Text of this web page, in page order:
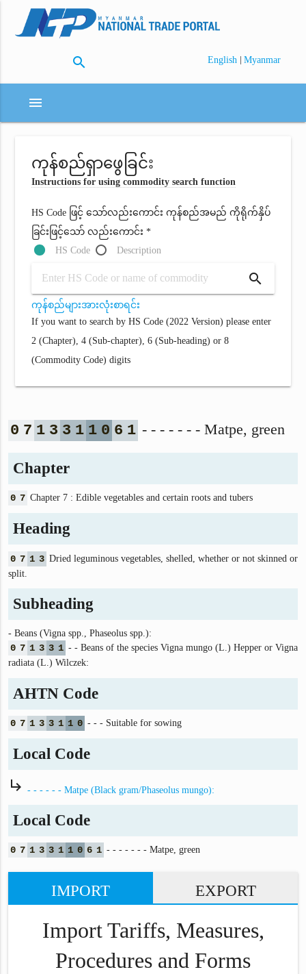
search English | Myanmar
menu
ကုန်စည်ရှာဖွေခြင်း
Instructions for using commodity search function
HS Code ဖြင့် သော်လည်းကောင်း ကုန်စည်အမည် ကိုရိုက်နှိပ်
ခြင်းဖြင့်သော် လည်းကောင်း *
HS Code
Description
search
ကုန်စည်များအားလုံးစာရင်း
If you want to search by HS Code (2022 Version) please enter
2 (Chapter), 4 (Sub-chapter), 6 (Sub-heading) or 8
(Commodity Code) digits
0 7 1 3 3 1 1 0 6 1 - - - - - - - Matpe, green
Chapter
0 7 Chapter 7 : Edible vegetables and certain roots and tubers
Heading
0 7 1 3 Dried leguminous vegetables, shelled, whether or not skinned or
split.
Subheading
- Beans (Vigna spp., Phaseolus spp.):
0 7 1 3 3 1 - - Beans of the species Vigna mungo (L.) Hepper or Vigna
radiata (L.) Wilczek:
AHTN Code
0 7 1 3 3 1 1 0 - - - Suitable for sowing
Local Code
subdirectory_arrow_right - - - - - - Matpe (Black gram/Phaseolus mungo):
Local Code
0 7 1 3 3 1 1 0 6 1 - - - - - - - Matpe, green
IMPORT EXPORT
Import Tariffs, Measures,
Procedures and Forms